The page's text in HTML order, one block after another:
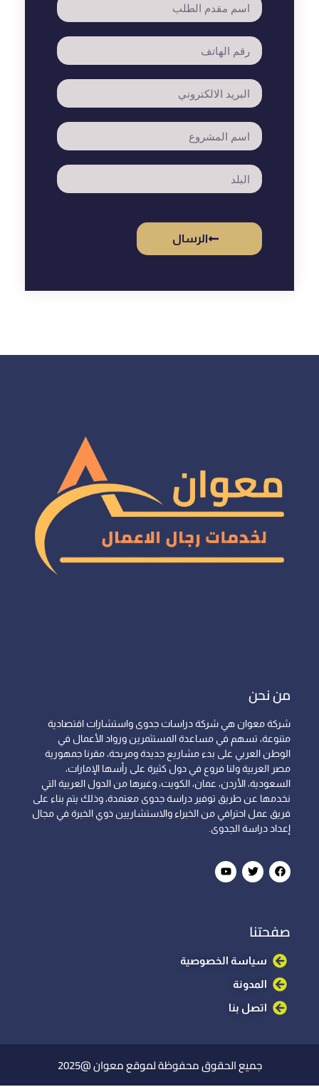
الرسال
من نحن
شركة معوان هي شركة دراسات جدوى واستشارات اقتصادية
متنوعة، تسهم في مساعدة المستثمرين ورواد الأعمال في
الوطن العربي على بدء مشاريع جديدة ومربحة، مقرنا جمهورية
مصر العربية ولنا فروع في دول كثيرة على رأسها الإمارات،
السعودية، الأردن، عمان، الكويت، وغيرها من الدول العربية التي
نخدمها عن طريق توفير دراسة جدوى معتمدة، وذلك يتم بناء على
فريق عمل احترافي من الخبراء والاستشاريين ذوي الخبرة في مجال
إعداد دراسة الجدوى.
صفحتنا
سياسة الخصوصية
المدونة
اتصل بنا
جميع الحقوق محفوظة لموقع معوان @2025